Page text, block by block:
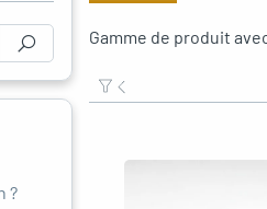
Gamme de produit
?